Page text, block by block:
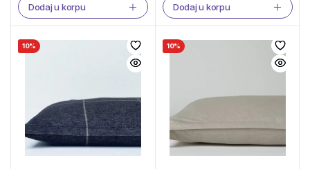
Dodaj u korpu Dodaj u korpu
10% 10%